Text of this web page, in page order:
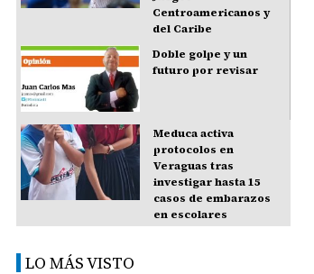
Centroamericanos y
del Caribe
Doble golpe y un
futuro por revisar
Meduca activa
protocolos en
Veraguas tras
investigar hasta 15
casos de embarazos
en escolares
LO MÁS VISTO